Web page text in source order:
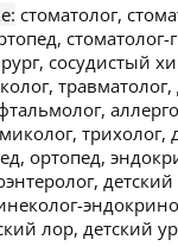
стоматолог,
сосудистый
трихолог,
ортопед,
лор, детский